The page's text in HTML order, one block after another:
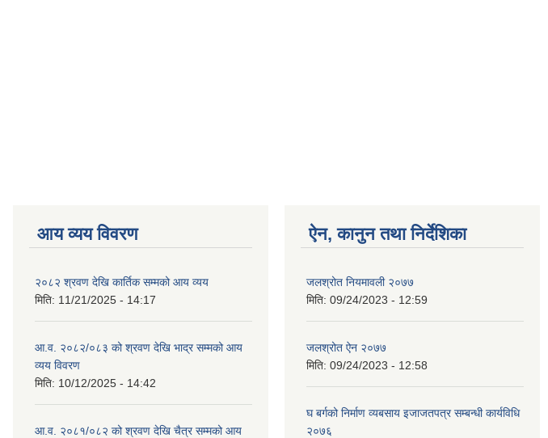
आय व्यय विवरण
२०८२ श्रवण देखि कार्तिक सम्मको आय व्यय
मिति: 11/21/2025 - 14:17
आ.व. २०८२/०८३ को श्रवण देखि भाद्र सम्मको आय
व्यय विवरण
मिति: 10/12/2025 - 14:42
आ.व. २०८१/०८२ को श्रवण देखि चैत्र सम्मको आय
ऐन, कानुन तथा निर्देशिका
जलश्रोत नियमावली २०७७
मिति: 09/24/2023 - 12:59
जलश्रोत ऐन २०७७
मिति: 09/24/2023 - 12:58
घ बर्गको निर्माण व्यबसाय इजाजतपत्र सम्बन्धी कार्यविधि
२०७६